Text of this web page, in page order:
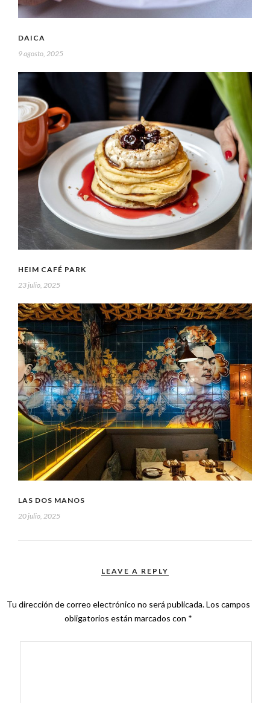
DAICA
9 agosto, 2025
HEIM CAFÉ PARK
23 julio, 2025
LAS DOS MANOS
20 julio, 2025
LEAVE A REPLY
Tu dirección de correo electrónico no será publicada.Los campos
obligatorios están marcados con *